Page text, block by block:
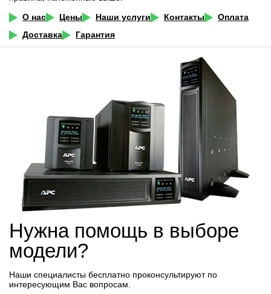
О нас
Цены Наши услуги Контакты
Оплата
Доставка
Гарантия
Нужна помощь в выборе
модели?
Наши специалисты бесплатно проконсультируют по
интересующим Вас вопросам.